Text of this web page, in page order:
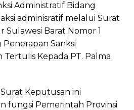
Administratif Bidang
adminisratif melalui Surat
Barat Nomor 1
Sanksi
Kepada PT. Palma
Keputusan ini
fungsi Pemerintah Provinsi